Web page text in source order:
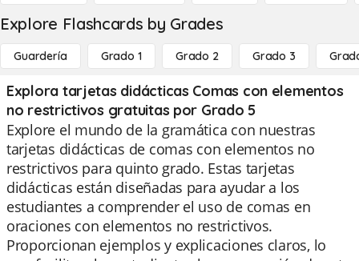
Explore Flashcards by Grades
Guardería Grado 1 Grado 2 Grado 3
Explora tarjetas didácticas Comas con elementos
no restrictivos gratuitas por Grado 5
Explore el mundo de la gramática con nuestras
tarjetas didácticas de comas con elementos no
restrictivos para quinto grado. Estas tarjetas
didácticas están diseñadas para ayudar a los
estudiantes a comprender el uso de comas en
oraciones con elementos no restrictivos.
Proporcionan ejemplos y explicaciones claros, lo